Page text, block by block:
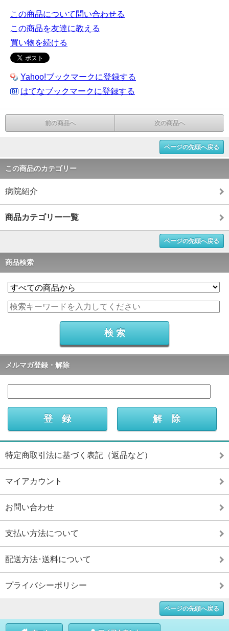
この商品について問い合わせる
この商品を友達に教える
買い物を続ける
Yahoo!ブックマークに登録する
はてなブックマークに登録する
前の商品へ 次の商品へ
ページの先頭へ戻る
この商品のカテゴリー
病院紹介
商品カテゴリー一覧
ページの先頭へ戻る
商品検索
メルマガ登録・解除
特定商取引法に基づく表記（返品など）
マイアカウント
お問い合わせ
支払い方法について
配送方法･送料について
プライバシーポリシー
ページの先頭へ戻る